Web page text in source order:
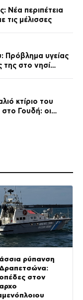
Νέα περιπέτεια
τις μέλισσες
Πρόβλημα υγείας
της στο νησί
κτίριο του
Γουδή: οι
ρύπανση
στον